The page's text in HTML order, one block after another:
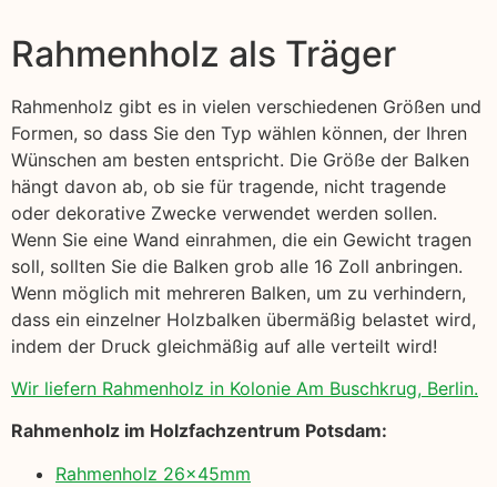
Rahmenholz als Träger
Rahmenholz gibt es in vielen verschiedenen Größen und
Formen, so dass Sie den Typ wählen können, der Ihren
Wünschen am besten entspricht. Die Größe der Balken
hängt davon ab, ob sie für tragende, nicht tragende
oder dekorative Zwecke verwendet werden sollen.
Wenn Sie eine Wand einrahmen, die ein Gewicht tragen
soll, sollten Sie die Balken grob alle 16 Zoll anbringen.
Wenn möglich mit mehreren Balken, um zu verhindern,
dass ein einzelner Holzbalken übermäßig belastet wird,
indem der Druck gleichmäßig auf alle verteilt wird!
Wir liefern Rahmenholz in Kolonie Am Buschkrug, Berlin.
Rahmenholz im Holzfachzentrum Potsdam:
Rahmenholz 26x45mm